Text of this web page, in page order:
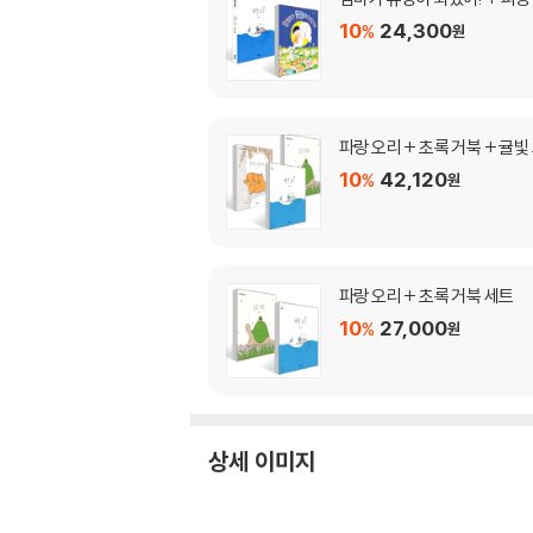
10% 24,300원
파랑 오리 + 초록 거북 + 귤빛
10% 42,120원
파랑 오리 + 초록 거북 세트
10% 27,000원
상세 이미지